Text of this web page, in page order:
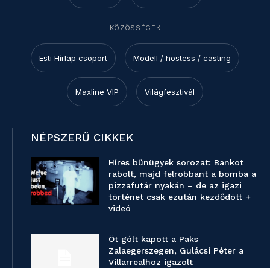
KÖZÖSSÉGEK
Esti Hírlap csoport Modell / hostess / casting
Maxline VIP Világfesztivál
NÉPSZERŰ CIKKEK
Híres bűnügyek sorozat: Bankot
rabolt, majd felrobbant a bomba a
pizzafutár nyakán – de az igazi
történet csak ezután kezdődött +
videó
Öt gólt kapott a Paks
Zalaegerszegen, Gulácsi Péter a
Villarrealhoz igazolt